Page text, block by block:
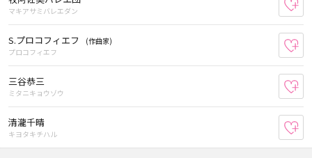
マキアサミバレエダン
S.プロコフィエフ
(作曲家)
プロコフィエフ
三谷恭三
ミタニキョウゾウ
清瀧千晴
キヨタキチハル